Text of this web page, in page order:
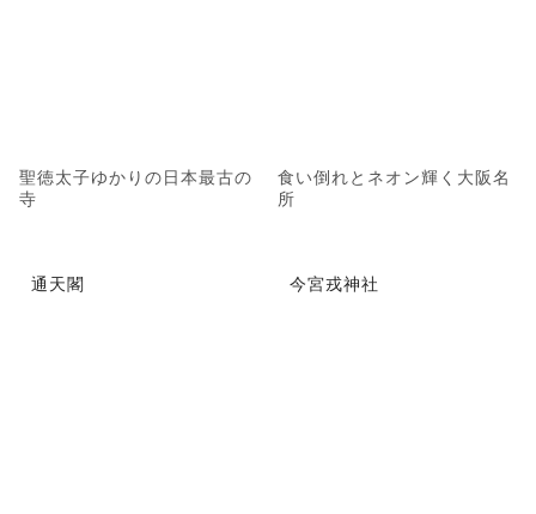
聖徳太子ゆかりの日本最古の
寺
食い倒れとネオン輝く大阪名
所
通天閣 今宮戎神社